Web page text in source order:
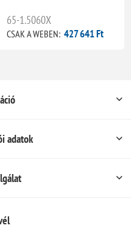
65-1.5060X
CSAK A WEBEN: 427 641 Ft
adatok